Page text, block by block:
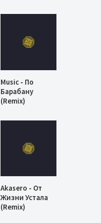
Music - По
Барабану
(Remix)
Akasero - От
Жизни Устала
(Remix)